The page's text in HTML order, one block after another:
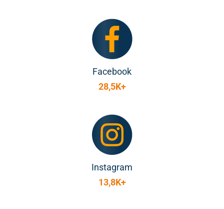
Facebook
28,5K+
Instagram
13,8K+